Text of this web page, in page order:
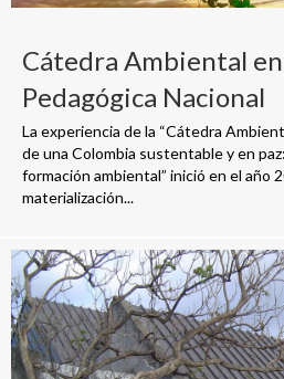
Cátedra Ambiental
Pedagógica Nacional
La experiencia de la “Cátedra
de una Colombia sustentable y en
formación ambiental” inició en el año
materialización...